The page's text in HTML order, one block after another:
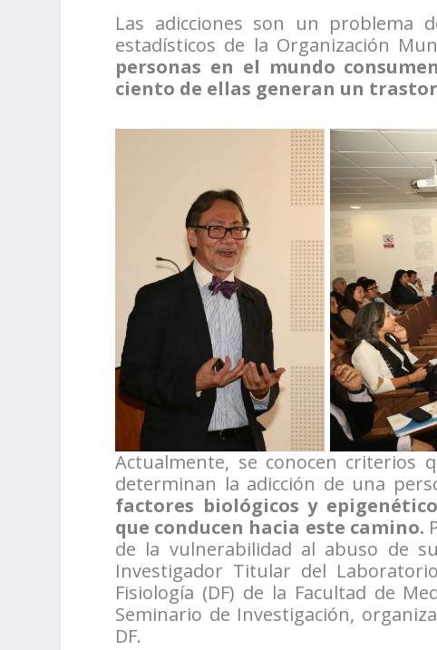
Las adicciones son un problema
estadísticos de la Organización
personas en el mundo
ciento de ellas generan un
Actualmente, se conocen criterios
determinan la adicción de una
factores biológicos y
que conducen hacia este camino.
de la vulnerabilidad al abuso de
Investigador Titular del
Fisiología (DF) de la Facultad de
Seminario de Investigación,
DF.